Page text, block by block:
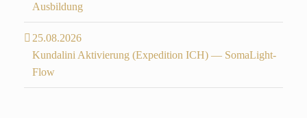
Ausbildung
25.08.2026
Kundalini Aktivierung (Expedition ICH) — SomaLight-
Flow